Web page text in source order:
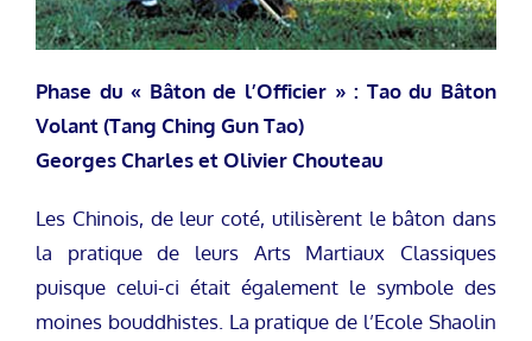
Phase du « Bâton de l’Officier » : Tao du Bâton
Volant (Tang Ching Gun Tao)
Georges Charles et Olivier Chouteau
Les Chinois, de leur coté, utilisèrent le bâton dans
la pratique de leurs Arts Martiaux Classiques
puisque celui-ci était également le symbole des
moines bouddhistes. La pratique de l’Ecole Shaolin